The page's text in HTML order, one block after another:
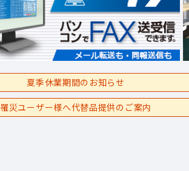
夏季休業期間のお知らせ
罹災ユーザー様へ代替品提供のご案内